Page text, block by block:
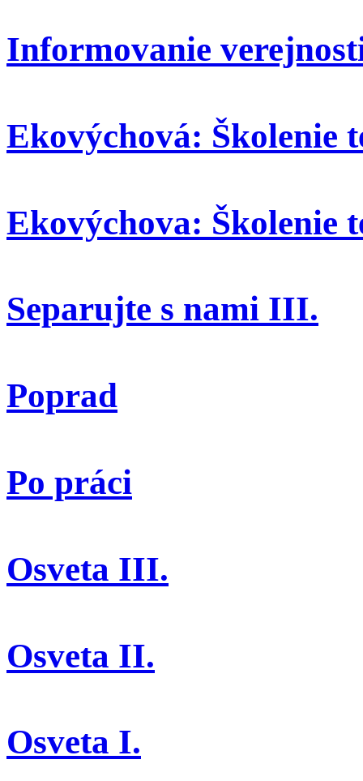
Informovanie
Ekovýchová: Školenie
Ekovýchova: Školenie
Separujte s nami III.
Poprad
Po práci
Osveta III.
Osveta II.
Osveta I.